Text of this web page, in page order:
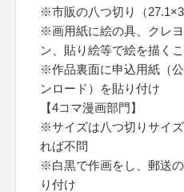
※市販の八つ切り（
※画用紙に絵の具、クレ
ン、貼り絵等で絵を描く
※作品裏面に申込用紙（
ンロード）を貼り付け
【4コマ漫画部門】
※サイズは八つ切りサイ
れば不問
※白黒で作画をし、郵送
り付け